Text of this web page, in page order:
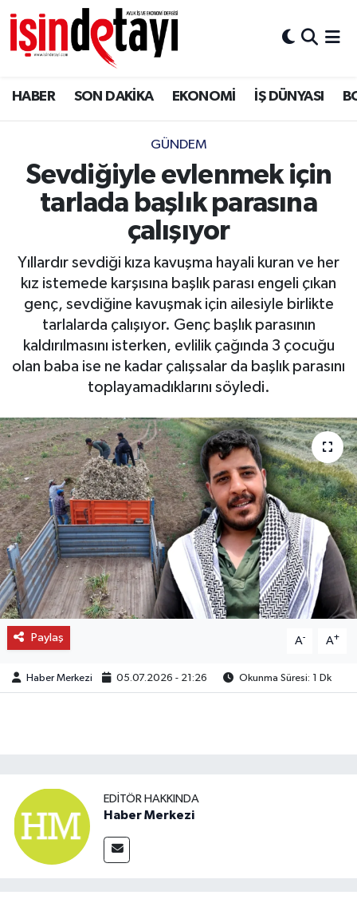
HABER SON DAKİKA EKONOMİ İŞ DÜNYASI
GÜNDEM
Sevdiğiyle evlenmek için
tarlada başlık parasına
çalışıyor
Yıllardır sevdiği kıza kavuşma hayali kuran ve her
kız istemede karşısına başlık parası engeli çıkan
genç, sevdiğine kavuşmak için ailesiyle birlikte
tarlalarda çalışıyor. Genç başlık parasının
kaldırılmasını isterken, evlilik çağında 3 çocuğu
olan baba ise ne kadar çalışsalar da başlık parasını
toplayamadıklarını söyledi.
Paylaş A- A+
Haber Merkezi 05.07.2026 - 21:26 Okunma Süresi: 1 Dk
EDITÖR HAKKINDA
Haber Merkezi
DÜNYA
Eğitim
ENERJİ HABERİ
GAYRİMENKUL
HABER
LOJİSTİK
MAGAZİN
OTO DETAY
SAĞLIK
SON DAKİKA
SPOR
FİNANS
Nöbetçi Eczaneler
Hava Durumu
İstanbul Namaz Vakitleri
Trafik Durumu
Süper Lig Puan Durumu ve Fikstür
Tüm Manşetler
Son Dakika Haberleri
Haber Arşivi